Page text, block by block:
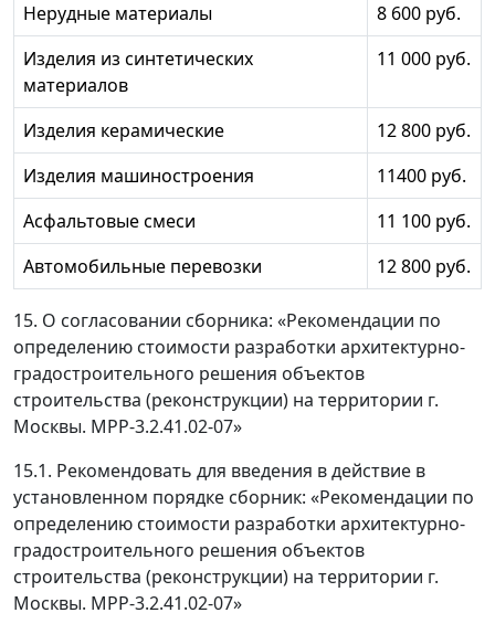
Нерудные материалы
8 600 руб.
Изделия из синтетических
материалов
11 000 руб.
Изделия керамические
12 800 руб.
Изделия машиностроения
11400 руб.
Асфальтовые смеси
11 100 руб.
Автомобильные перевозки
12 800 руб.
15. О согласовании сборника: «Рекомендации по
определению стоимости разработки архитектурно-
градостроительного решения объектов
строительства (реконструкции) на территории г.
Москвы. МРР-3.2.41.02-07»
15.1. Рекомендовать для введения в действие в
установленном порядке сборник: «Рекомендации по
определению стоимости разработки архитектурно-
градостроительного решения объектов
строительства (реконструкции) на территории г.
Москвы. МРР-3.2.41.02-07»